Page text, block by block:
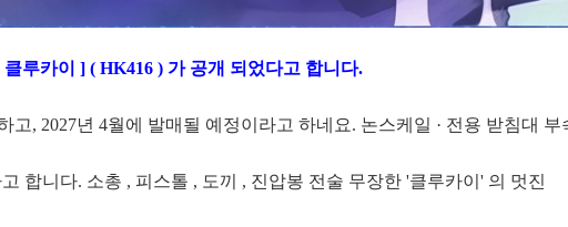
루카이 ] ( HK416 ) 가 공개 되었다고 합니다.
고, 2027년 4월에 발매될 예정이라고 하네요. 논스케일 · 전용 받침대 부
합니다. 소총 , 피스톨 , 도끼 , 진압봉 전술 무장한 '클루카이' 의 멋진